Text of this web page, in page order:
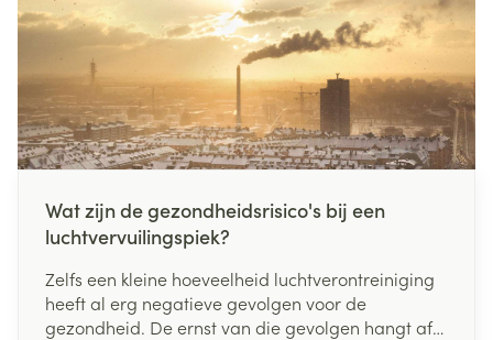
Wat zijn de gezondheidsrisico's bij een
luchtvervuilingspiek?
Zelfs een kleine hoeveelheid luchtverontreiniging
heeft al erg negatieve gevolgen voor de
gezondheid. De ernst van die gevolgen hangt af